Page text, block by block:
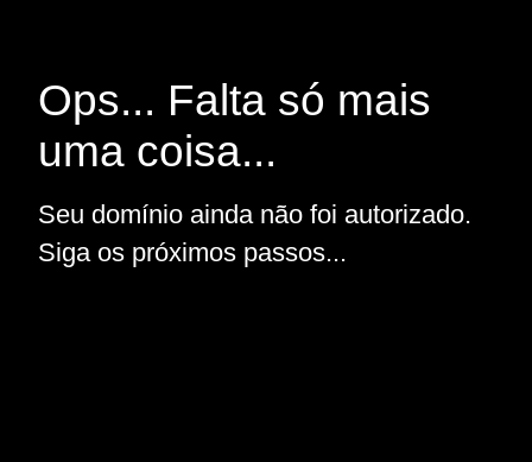
Ops... Falta só mais
uma coisa...
Seu domínio ainda não foi autorizado.
Siga os próximos passos...